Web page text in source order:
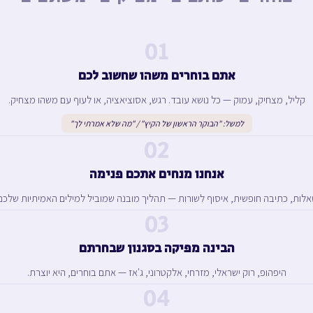
01
אתם בוחרים משהו שחשוב לכם
קליל, מצחיק, עמוק — כל נושא עובד. רגש, אסוציאציה, או לעוף עם משהו מצחיק.
למשל: "הבוקר הראשון של הקיץ" / "מה שלא אמרתי לך"
02
אנחנו מנחים אתכם פנימה
כתיבה חופשית, איסוף לשורות — תהליך מובנה שמוביל למילים האמיתיות
03
הבינה מפיקה בסגנון שבחרתם
היפהופ, רוק ישראלי, מזרחי, אלקטרוני, ג'אז — אתם בוחרים, היא יוצרת.
04